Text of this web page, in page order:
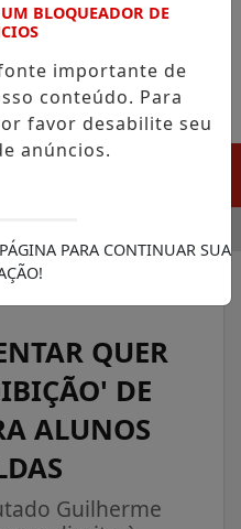
QUER
DE
ALUNOS
Guilherme
UM BLOQUEADOR DE
importante de
conteúdo. Para
favor desabilite seu
anúncios.
PARA CONTINUAR SUA